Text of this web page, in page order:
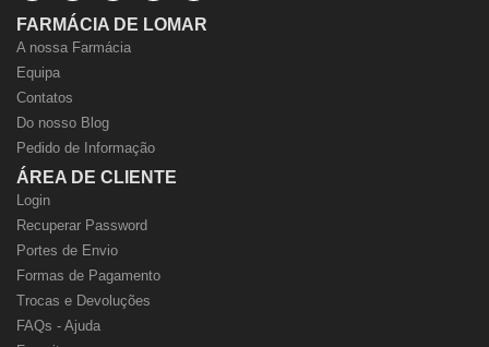
FARMÁCIA DE LOMAR
A nossa Farmácia
Equipa
Contatos
Do nosso Blog
Pedido de Informação
ÁREA DE CLIENTE
Login
Recuperar Password
Portes de Envio
Formas de Pagamento
Trocas e Devoluções
FAQs - Ajuda